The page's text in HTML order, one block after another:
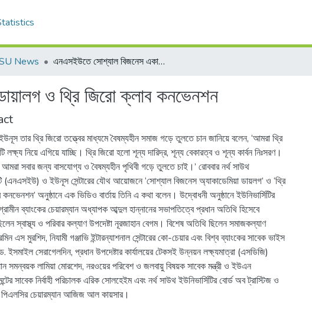
News এনএসইউতে সোশ্যাল বিজনেস একাডেমিয়া ডায়ালগ ও থ্রি জিরো ক্লাব কনভেনশন
ও থ্রি জিরো ক্লাব কনভেনশন
তার থ্রি জিরো তত্ত্বের মাধ্যমে বৈষম্যহীন সমাজ গড়ে তুলতে চান জানিয়ে বলেন, ‘‌আমরা থ্রি
লক্ষ্য নিয়ে এগিয়ে যাচ্ছি। থ্রি জিরো হলো শূন্য দারিদ্র, শূন্য বেকারত্ব ও শূন্য কার্বন নিঃসরণ।
সবার জন্য বাসযোগ্য ও বৈষম্যহীন পৃথিবী গড়ে তুলতে চাই।’ রোববার নর্থ সাউথ
(এনএসইউ) ও ইউনূস সেন্টারের যৌথ আয়োজনে ‘‌সোশ্যাল বিজনেস অ্যাকাডেমিয়া ডায়লগ’ ও ‘‌থ্রি
অনুষ্ঠানে এক ভিডিও বার্তায় তিনি এ কথা বলেন। উদ্বোধনী অনুষ্ঠানে ইউনিভার্সিটির
ব্যাংকের চেয়ারম্যান অধ্যাপক আব্দুল হান্নানের সভাপতিত্বে প্রধান অতিথি হিসেবে
স্বাস্থ্য ও পরিবার কল্যাণ উপদেষ্টা নূরজাহান বেগম। বিশেষ অতিথি ছিলেন সমাজকল্যাণ
এস মুরশিদ, নিযামী গঞ্জাভি ইন্টারন্যাশনাল সেন্টারের কো-চেয়ার এবং বিশ্ব ব্যাংকের সাবেক ভাইস
ইসমাইল সেরাগেলদিন, প্রধান উপদেষ্টার কার্যালয়ের টেকসই উন্নয়ন লক্ষ্যমাত্রা (এসডিজি)
সমন্বয়ক লামিয়া মোরশেদ, নরওয়ের পরিবেশ ও জলবায়ু বিষয়ক সাবেক মন্ত্রী ও ইউএন
সাবেক নির্বাহী পরিচালক এরিক সোলহেইম এবং নর্থ সাউথ ইউনিভার্সিটির বোর্ড অব ট্রাস্টিজ ও
পিএলসির চেয়ারম্যান আজিজ আল কায়সার।